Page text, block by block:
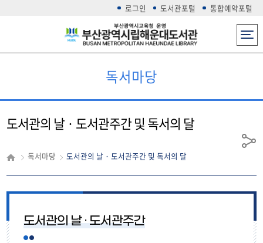
로그인 도서관포털 통합예약포털
전체메뉴
독서마당
도서관의 날 · 도서관주간 및 독서의 달
독서마당 도서관의 날 · 도서관주간 및 독서의 달
공
도서관의 날 · 도서관주간